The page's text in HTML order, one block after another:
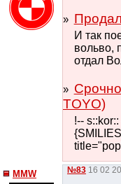
И так
вольво,
отдал
TOYO)
!--
MMW №83 16 02